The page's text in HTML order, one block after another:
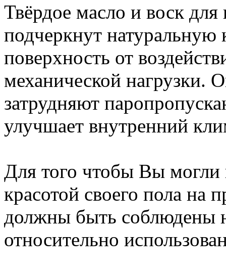
Твёрдое масло и воск
подчеркнут натуральную
поверхность от
механической нагрузки.
затрудняют
улучшает внутренний
Для того чтобы Вы могли
красотой своего пола на
должны быть соблюдены
относительно